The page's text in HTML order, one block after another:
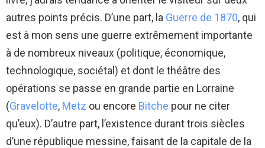
autres points précis. D’une part, la Guerre de 1870, qui
est à mon sens une guerre extrêmement importante
à de nombreux niveaux (politique, économique,
technologique, sociétal) et dont le théâtre des
opérations se passe en grande partie en Lorraine
(Gravelotte, Metz ou encore Bitche pour ne citer
qu’eux). D’autre part, l’existence durant trois siècles
d’une république messine, faisant de la capitale de la